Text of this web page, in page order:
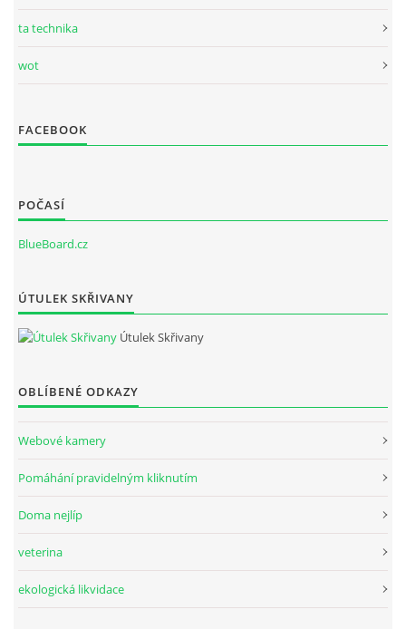
ta technika
wot
FACEBOOK
POČASÍ
BlueBoard.cz
ÚTULEK SKŘIVANY
Útulek Skřivany
OBLÍBENÉ ODKAZY
Webové kamery
Pomáhání pravidelným kliknutím
Doma nejlíp
veterina
ekologická likvidace